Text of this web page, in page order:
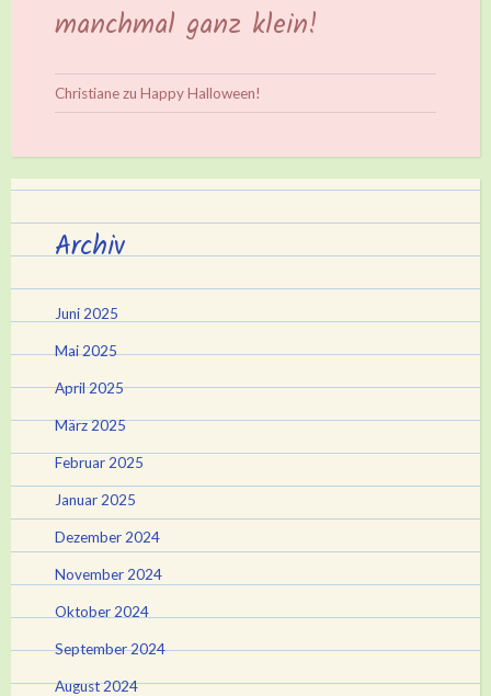
manchmal ganz klein!
Christianezu Happy Halloween!
Archiv
Juni 2025
Mai 2025
April 2025
März 2025
Februar 2025
Januar 2025
Dezember 2024
November 2024
Oktober 2024
September 2024
August 2024